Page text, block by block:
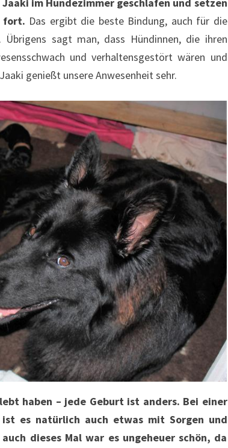
fort. Das ergibt die beste Bindung, auch für die
sagt man, dass Hündinnen, die ihren
und verhaltensgestört wären und
genießt unsere Anwesenheit sehr.
haben – jede Geburt ist anders. Bei einer
es natürlich auch etwas mit Sorgen und
dieses Mal war es ungeheuer schön, da